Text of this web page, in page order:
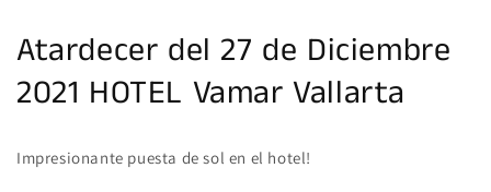
Atardecer del 27 de Diciembre
2021 HOTEL Vamar Vallarta
Impresionante puesta de sol en el hotel!